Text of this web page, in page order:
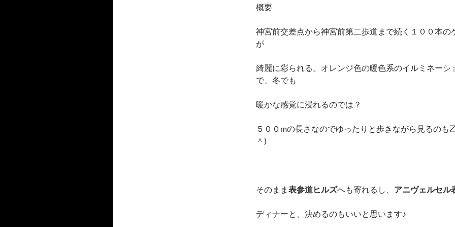
概要
神宮前交差点から神宮前第二歩道まで続く１００本の
が
綺麗に彩られる。オレンジ色の暖色系のイルミネーシ
で、冬でも
暖かな感覚に浸れるのでは？
５００mの長さなのでゆったりと歩きながら見るの
＾)
そのまま 表参道ヒルズへも寄れるし、 アニヴェルセル
ディナーと、決めるのもいいと思います♪